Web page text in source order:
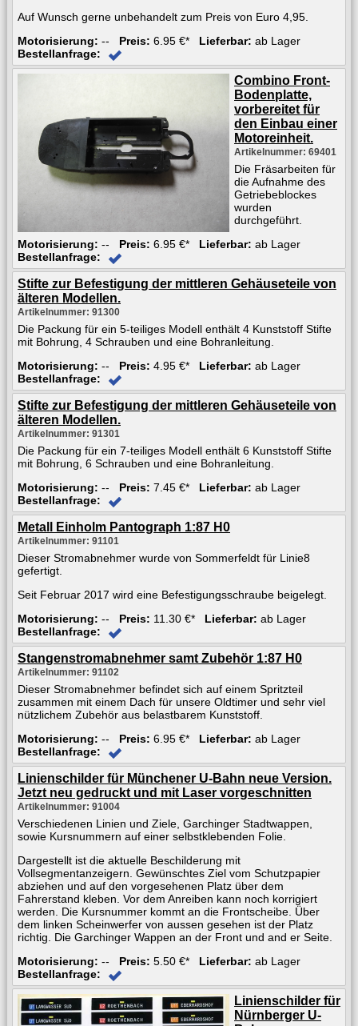
Auf Wunsch gerne unbehandelt zum Preis von Euro 4,95.
Motorisierung: -- Preis: 6.95 €* Lieferbar: ab Lager
Bestellanfrage:
Combino Front-
Bodenplatte,
vorbereitet für
den Einbau einer
Motoreinheit.
Artikelnummer: 69401
Die Fräsarbeiten für
die Aufnahme des
Getriebeblockes
wurden
durchgeführt.
Motorisierung: -- Preis: 6.95 €* Lieferbar: ab Lager
Bestellanfrage:
Stifte zur Befestigung der mittleren Gehäuseteile von
älteren Modellen.
Artikelnummer: 91300
Die Packung für ein 5-teiliges Modell enthält 4 Kunststoff Stifte
mit Bohrung, 4 Schrauben und eine Bohranleitung.
Motorisierung: -- Preis: 4.95 €* Lieferbar: ab Lager
Bestellanfrage:
Stifte zur Befestigung der mittleren Gehäuseteile von
älteren Modellen.
Artikelnummer: 91301
Die Packung für ein 7-teiliges Modell enthält 6 Kunststoff Stifte
mit Bohrung, 6 Schrauben und eine Bohranleitung.
Motorisierung: -- Preis: 7.45 €* Lieferbar: ab Lager
Bestellanfrage:
Metall Einholm Pantograph 1:87 H0
Artikelnummer: 91101
Dieser Stromabnehmer wurde von Sommerfeldt für Linie8
gefertigt.
Seit Februar 2017 wird eine Befestigungsschraube beigelegt.
Motorisierung: -- Preis: 11.30 €* Lieferbar: ab Lager
Bestellanfrage:
Stangenstromabnehmer samt Zubehör 1:87 H0
Artikelnummer: 91102
Dieser Stromabnehmer befindet sich auf einem Spritzteil
zusammen mit einem Dach für unsere Oldtimer und sehr viel
nützlichem Zubehör aus belastbarem Kunststoff.
Motorisierung: -- Preis: 6.95 €* Lieferbar: ab Lager
Bestellanfrage:
Linienschilder für Münchener U-Bahn neue Version.
Jetzt neu gedruckt und mit Laser vorgeschnitten
Artikelnummer: 91004
Verschiedenen Linien und Ziele, Garchinger Stadtwappen,
sowie Kursnummern auf einer selbstklebenden Folie.
Dargestellt ist die aktuelle Beschilderung mit
Vollsegmentanzeigern. Gewünschtes Ziel vom Schutzpapier
abziehen und auf den vorgesehenen Platz über dem
Fahrerstand kleben. Vor dem Anreiben kann noch korrigiert
werden. Die Kursnummer kommt an die Frontscheibe. Über
dem linken Scheinwerfer von aussen gesehen ist der Platz
richtig. Die Garchinger Wappen an der Front und and er Seite.
Motorisierung: -- Preis: 5.50 €* Lieferbar: ab Lager
Bestellanfrage:
Linienschilder für
Nürnberger U-